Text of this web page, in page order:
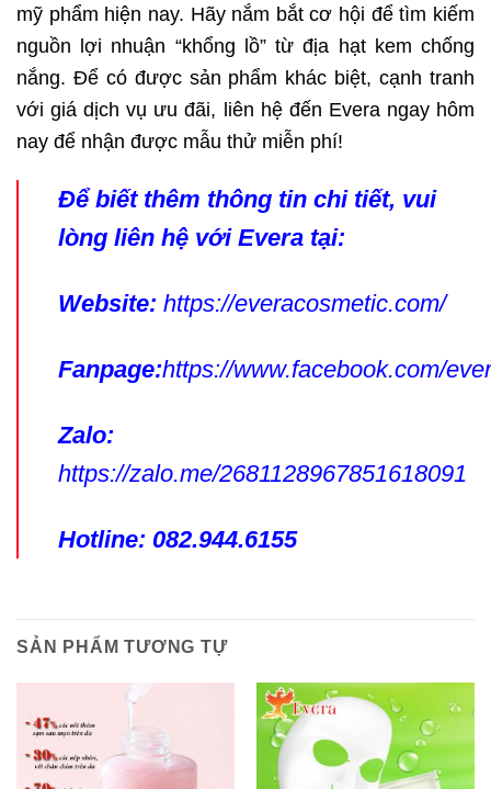
mỹ phẩm hiện nay. Hãy nắm bắt cơ hội để tìm kiếm
nguồn lợi nhuận “khổng lồ” từ địa hạt kem chống
nắng. Để có được sản phẩm khác biệt, cạnh tranh
với giá dịch vụ ưu đãi, liên hệ đến Evera ngay hôm
nay để nhận được mẫu thử miễn phí!
Để biết thêm thông tin chi tiết, vui
lòng liên hệ với Evera tại:
Website: https://everacosmetic.com/
Fanpage:https://www.facebook.com/
Zalo:
https://zalo.me/2681128967851618091
Hotline: 082.944.6155
SẢN PHẨM TƯƠNG TỰ